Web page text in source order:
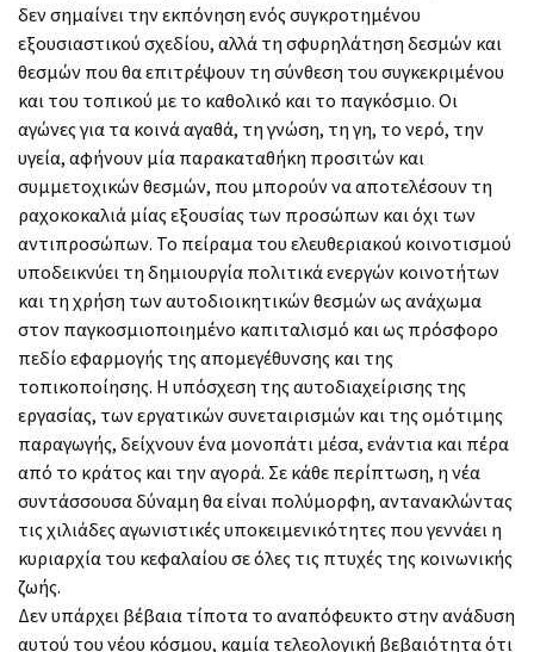
δεν σημαίνει την εκπόνηση ενός συγκροτημένου
εξουσιαστικού σχεδίου, αλλά τη σφυρηλάτηση δεσμών και
θεσμών που θα επιτρέψουν τη σύνθεση του συγκεκριμένου
και του τοπικού με το καθολικό και το παγκόσμιο. Οι
αγώνες για τα κοινά αγαθά, τη γνώση, τη γη, το νερό, την
υγεία, αφήνουν μία παρακαταθήκη προσιτών και
συμμετοχικών θεσμών, που μπορούν να αποτελέσουν τη
ραχοκοκαλιά μίας εξουσίας των προσώπων και όχι των
αντιπροσώπων. Το πείραμα του ελευθεριακού κοινοτισμού
υποδεικνύει τη δημιουργία πολιτικά ενεργών κοινοτήτων
και τη χρήση των αυτοδιοικητικών θεσμών ως ανάχωμα
στον παγκοσμιοποιημένο καπιταλισμό και ως πρόσφορο
πεδίο εφαρμογής της απομεγέθυνσης και της
τοπικοποίησης. Η υπόσχεση της αυτοδιαχείρισης της
εργασίας, των εργατικών συνεταιρισμών και της ομότιμης
παραγωγής, δείχνουν ένα μονοπάτι μέσα, ενάντια και πέρα
από το κράτος και την αγορά. Σε κάθε περίπτωση, η νέα
συντάσσουσα δύναμη θα είναι πολύμορφη, αντανακλώντας
τις χιλιάδες αγωνιστικές υποκειμενικότητες που γεννάει η
κυριαρχία του κεφαλαίου σε όλες τις πτυχές της κοινωνικής
ζωής.
Δεν υπάρχει βέβαια τίποτα το αναπόφευκτο στην ανάδυση
αυτού του νέου κόσμου, καμία τελεολογική βεβαιότητα ότι